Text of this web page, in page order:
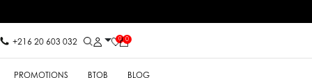
+216 20 603 032 0 0
PROMOTIONS BTOB BLOG